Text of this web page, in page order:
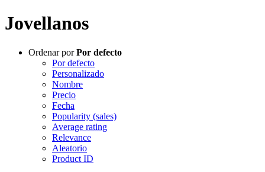
Jovellanos
Ordenar porPor defecto
Por defecto
Personalizado
Nombre
Precio
Fecha
Popularity (sales)
Average rating
Relevance
Aleatorio
Product ID